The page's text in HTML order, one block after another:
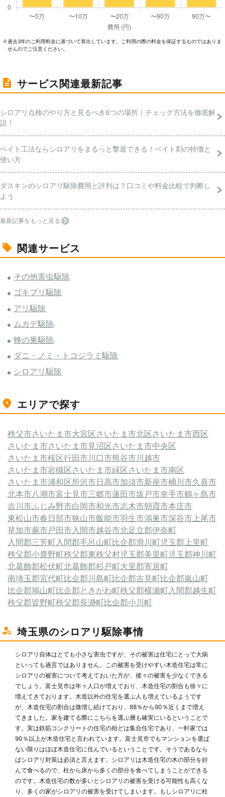
※過去3年のご利⽤料⾦に基づいて算出しています。ご利⽤の際の料⾦を保証するものではありま
せんのでご注意ください。
サービス関連最新記事
シロアリ点検のやり方と見るべき6つの場所｜チェック方法を徹底解
説！
ベイト工法ならシロアリをまるっと撃退できる！ベイト剤の特徴と
使い方
ダスキンのシロアリ駆除費用と評判は？口コミや料金比較で判断し
よう
最新記事をもっと見る
関連サービス
その他害虫駆除
ゴキブリ駆除
アリ駆除
ムカデ駆除
蜂の巣駆除
ダニ・ノミ・トコジラミ駆除
シロアリ駆除
エリアで探す
秩父市さいたま市大宮区さいたま市北区さいたま市西区
さいたま市さいたま市見沼区さいたま市中央区
さいたま市桜区行田市川口市熊谷市川越市
さいたま市岩槻区さいたま市緑区さいたま市南区
さいたま市浦和区所沢市日高市加須市新座市桶川市久喜市
北本市八潮市富士見市三郷市蓮田市坂戸市幸手市鶴ヶ島市
吉川市ふじみ野市白岡市和光市志木市朝霞市本庄市
東松山市春日部市狭山市飯能市羽生市鴻巣市深谷市上尾市
草加市蕨市戸田市入間市越谷市北足立郡伊奈町
入間郡三芳町入間郡毛呂山町比企郡滑川町児玉郡上里町
秩父郡小鹿野町秩父郡東秩父村児玉郡美里町児玉郡神川町
北葛飾郡松伏町北葛飾郡杉戸町大里郡寄居町
南埼玉郡宮代町比企郡川島町比企郡吉見町比企郡嵐山町
比企郡鳩山町比企郡ときがわ町秩父郡横瀬町入間郡越生町
秩父郡皆野町秩父郡長瀞町比企郡小川町
埼玉県のシロアリ駆除事情
シロアリ自体はとても小さな害虫ですが、その被害は住宅にとって大病
といっても過言ではありません。この被害を受けやすい木造住宅は常に
シロアリの被害について考えておいた方が、後々の被害を少なくできる
でしょう。富士見市は年々人口が増えており、木造住宅の割合も徐々に
増えてきております。木造以外の住宅を選ぶ人も増えているようです
が、木造住宅の割合は微増し続けており、88％から90％近くまで増え
てきました。家を建てる際にこちらを選ぶ層も確実にいるということで
す。実は鉄筋コンクリートの住宅の殆どは集合住宅であり、一軒家では
90％以上が木造住宅と言われています。富士見市でもマンションを選ば
ない限りはほぼ木造住宅に住んでいるということです。そうであるなら
ばシロアリ対策は必須と言えます。シロアリは木造住宅の木の部分を好
んで食べるので、柱から床から多くの部分を食べてしまうことができる
のです。木造住宅の数が多いとシロアリの被害を受ける可能性も高くな
り、多くの家がシロアリの被害を受けてしまいます。もしシロアリに柱